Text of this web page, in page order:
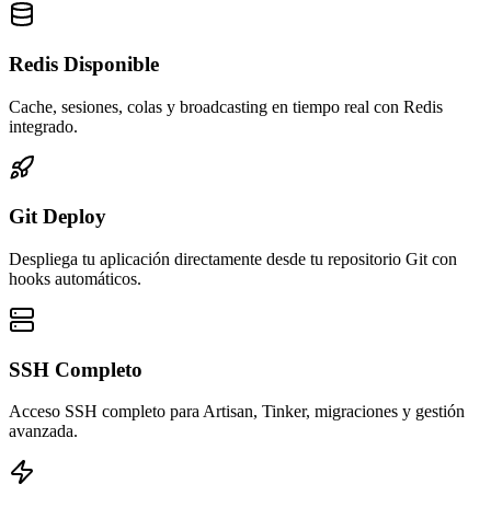
Redis Disponible
Cache, sesiones, colas y broadcasting en tiempo real con Redis
integrado.
Git Deploy
Despliega tu aplicación directamente desde tu repositorio Git con
hooks automáticos.
SSH Completo
Acceso SSH completo para Artisan, Tinker, migraciones y gestión
avanzada.